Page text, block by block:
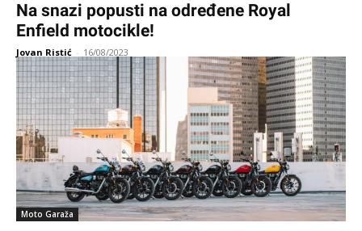
Na snazi popusti na određene Royal
Enfield motocikle!
Jovan Ristić - 16/08/2023
Moto Garaža